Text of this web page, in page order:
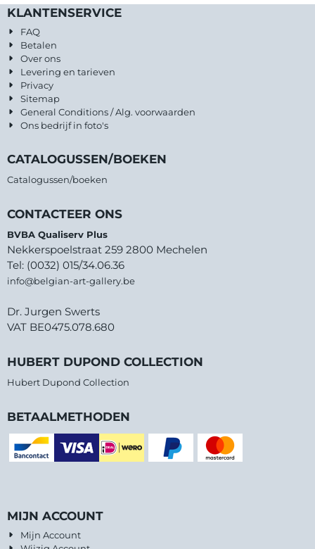
KLANTENSERVICE
FAQ
Betalen
Over ons
Levering en tarieven
Privacy
Sitemap
General Conditions / Alg. voorwaarden
Ons bedrijf in foto's
CATALOGUSSEN/BOEKEN
Catalogussen/boeken
CONTACTEER ONS
BVBA Qualiserv Plus
Nekkerspoelstraat 259 2800 Mechelen
Tel: (0032) 015/34.06.36
info@belgian-art-gallery.be
Dr. Jurgen Swerts
VAT BE0475.078.680
HUBERT DUPOND COLLECTION
Hubert Dupond Collection
BETAALMETHODEN
MIJN ACCOUNT
Mijn Account